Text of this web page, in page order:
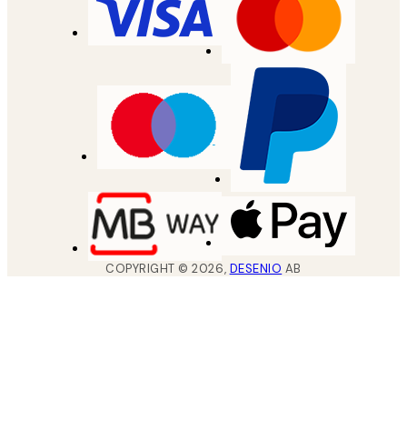
COPYRIGHT ©2026, DESENIO AB